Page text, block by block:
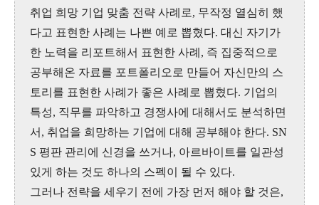
취업 희망 기업 맞춤 전략 사례로, 무작정 열심히 했
다고 표현한 사례는 나쁜 예로 뽑혔다. 대신 자기가
한 노력을 리포트해서 표현한 사례, 즉 집중적으로
공부해온 자료를 포트폴리오로 만들어 자신만의 스
토리를 표현한 사례가 좋은 사례로 뽑혔다. 기업의
특성, 직무를 파악하고 경쟁사에 대해서도 분석하면
서, 취업을 희망하는 기업에 대해 공부해야 한다. SN
S 평판 관리에 신경을 쓰거나, 아르바이트를 일관성
있게 하는 것도 하나의 스펙이 될 수 있다.
그러나 전략을 세우기 전에 가장 먼저 해야 할 것은,